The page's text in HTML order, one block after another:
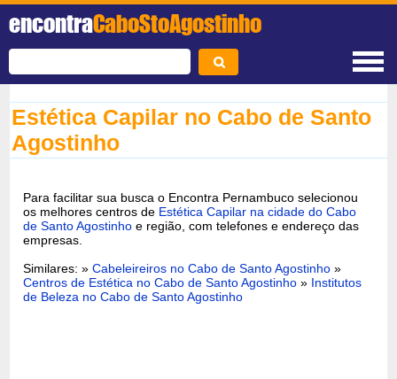
encontraCaboStoAgostinho
Estética Capilar no Cabo de Santo
Agostinho
Para facilitar sua busca o Encontra Pernambuco selecionou
os melhores centros de Estética Capilar na cidade do Cabo
de Santo Agostinho e região, com telefones e endereço das
empresas.
Similares: »Cabeleireiros no Cabo de Santo Agostinho »
Centros de Estética no Cabo de Santo Agostinho » Institutos
de Beleza no Cabo de Santo Agostinho